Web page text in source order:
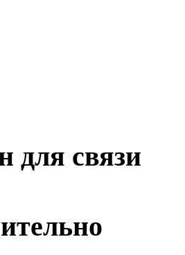
для связи